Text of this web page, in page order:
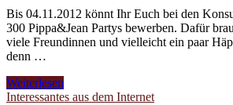
Bis 04.11.2012 könnt Ihr Euch bei den
300 Pippa&Jean Partys bewerben. Dafür
viele Freundinnen und vielleicht ein paar
denn …
Weiterlesen
Interessantes aus dem Internet